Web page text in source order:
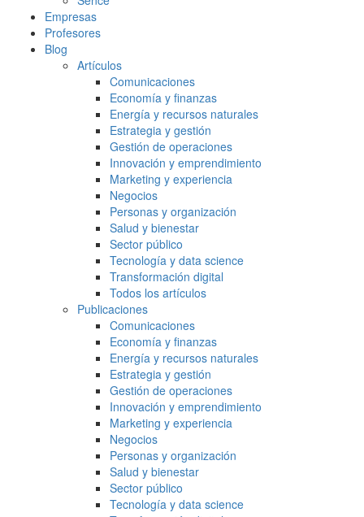
Empresas
Profesores
Blog
Artículos
Comunicaciones
Economía y finanzas
Energía y recursos naturales
Estrategia y gestión
Gestión de operaciones
Innovación y emprendimiento
Marketing y experiencia
Negocios
Personas y organización
Salud y bienestar
Sector público
Tecnología y data science
Transformación digital
Todos los artículos
Publicaciones
Comunicaciones
Economía y finanzas
Energía y recursos naturales
Estrategia y gestión
Gestión de operaciones
Innovación y emprendimiento
Marketing y experiencia
Negocios
Personas y organización
Salud y bienestar
Sector público
Tecnología y data science